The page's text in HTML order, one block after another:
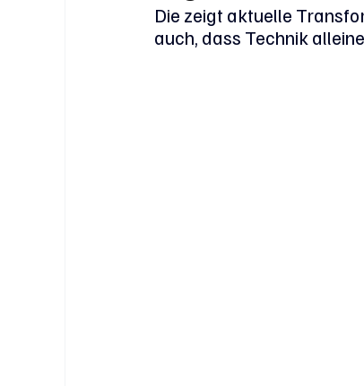
Die zeigt aktuelle
auch, dass Technik